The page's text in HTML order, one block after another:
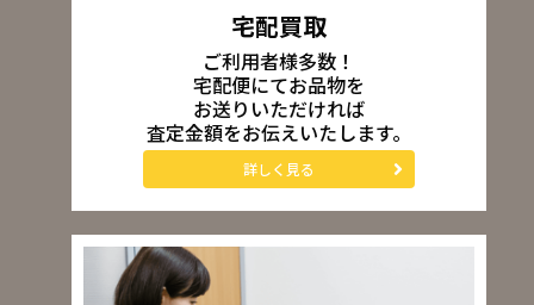
宅配買取
ご利用者様多数！
宅配便にてお品物を
お送りいただければ
査定金額をお伝えいたします。
詳しく見る